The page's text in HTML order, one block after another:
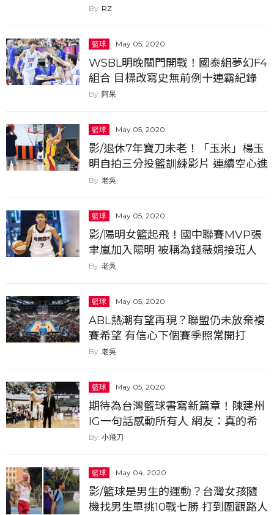
籃板頭"不慎"撞到籃板...
RZ
籃球 May 05, 2020
WSBL明晚關門開戰！國泰組夢幻F4
組合 目標改寫史無前例十連霸紀錄
阿呆
籃球 May 05, 2020
影/退休7年寶刀未老！「玉米」楊玉
明自拍三分投籃訓練影片 連續空心進
球到影片結束...
老吳
籃球 May 05, 2020
影/陽明女籃起飛！國中聯賽MVP張
聿嵐加入陽明 被稱為錢薇娟接班人
近20年難得一見的天才球員
老吳
籃球 May 05, 2020
ABL熱潮有望再現？聯盟仍未放棄複
賽希望 有信心下個賽季照常開打
老吳
籃球 May 05, 2020
期待為台灣籃球書寫新篇章！陳建州
IG一句話感動所有人 網友：真的希
望台灣籃球能更好
小飛刀
籃球 May 04, 2020
影/籃球是男生的運動？台灣女孩隨
機找男生單挑10戰七勝 打到圍觀路人